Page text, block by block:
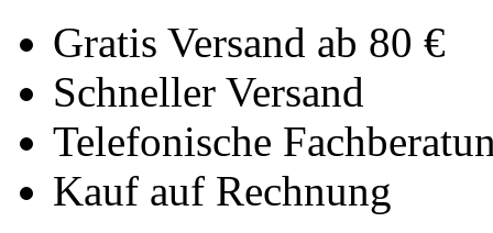
Gratis Versand ab 80 €
Schneller Versand
Telefonische
Kauf auf Rechnung